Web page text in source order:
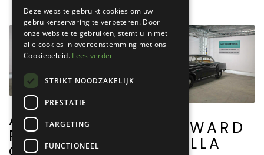
ALFA
ROMEO BORGWARD
ISABELLA
Deze website gebruikt cookies om uw
gebruikerservaring te verbeteren. Door
onze website te gebruiken, stemt u in met
alle cookies in overeenstemming met ons
Cookiebeleid. Lees verder
STRIKT NOODZAKELIJK
PRESTATIE
TARGETING
FUNCTIONEEL